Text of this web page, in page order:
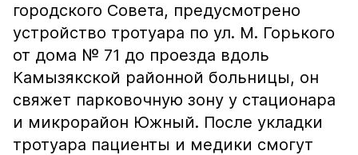
городского Совета, предусмотрено
устройство тротуара по ул. М. Горького
от дома № 71 до проезда вдоль
Камызякской районной больницы, он
свяжет парковочную зону у стационара
и микрорайон Южный. После укладки
тротуара пациенты и медики смогут